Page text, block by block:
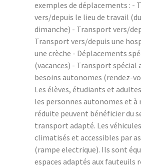
exemples de déplacements : -
vers/depuis le lieu de travail
dimanche) - Transport vers/
Transport vers/depuis une
une crèche - Déplacements
(vacances) - Transport spécial
besoins autonomes (rendez-
Les élèves, étudiants et
les personnes autonomes et
réduite peuvent bénéficier du
transport adapté. Les
climatisés et accessibles par
(rampe electrique). Ils sont
espaces adaptés aux fauteuils